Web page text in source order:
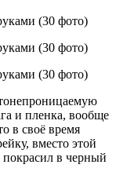
и пленка, вообще
в своё время
вместо этой
в черный